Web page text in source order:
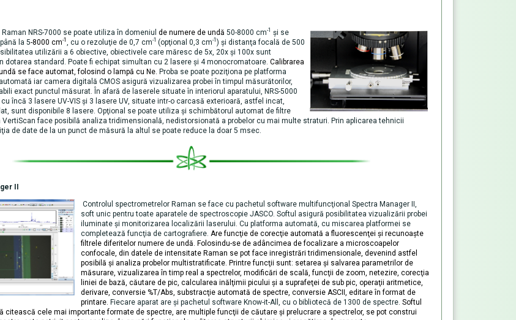
NRS-7000 se poate utiliza în domeniul de numere de undă 50-8000 cm-1 şi se
la 5-8000 cm-1 , cu o rezoluţie de 0,7 cm-1 (opţional 0,3 cm-1 ) şi distanţa focală de 500
utilizării a 6 obiective, obiectivele care măresc de 5x, 20x şi 100x sunt
dotarea standard. Poate fi echipat simultan cu 2 lasere şi 4 monocromatoare. Calibrarea
se face automat, folosind o lampă cu Ne. Proba se poate poziţiona pe platforma
iar camera digitală CMOS asigură vizualizarea probei în timpul măsurătorilor,
exact punctul măsurat. În afară de laserele situate în interiorul aparatului, NRS-5000
încă 3 lasere UV-VIS şi 3 lasere UV, situate intr-o carcasă exterioară, astfel incat,
sunt disponibile 8 lasere. Opţional se poate utiliza şi schimbătorul automat de filtre
VertiScan face posibilă analiza tridimensională, nedistorsionată a probelor cu mai multe straturi. Prin aplicarea tehnicii
de date de la un punct de măsură la altul se poate reduce la doar 5 msec.
II
Controlul spectrometrelor Raman se face cu pachetul software multifuncţional Spectra Manager II,
soft unic pentru toate aparatele de spectroscopie JASCO. Softul asigură posibilitatea vizualizării probei
iluminate şi monitorizarea localizării laserului. Cu platforma automată, cu miscarea platformei se
completează funcţia de cartografiere. Are funcţie de corecţie automată a fluorescenţei şi recunoaşte
filtrele diferitelor numere de undă. Folosindu-se de adâncimea de focalizare a microscoapelor
confocale, din datele de intensitate Raman se pot face inregistrări tridimensionale, devenind astfel
posibilă şi analiza probelor multistratificate. Printre funcţii sunt: setarea şi salvarea parametrilor de
măsurare, vizualizarea în timp real a spectrelor, modificări de scală, funcţii de zoom, netezire, corecţia
liniei de bază, căutare de pic, calcularea inălţimii picului şi a suprafeţei de sub pic, operaţii aritmetice,
derivare, conversie %T/Abs, substracţie automată de spectre, conversie ASCII, editare în format de
printare. Fiecare aparat are şi pachetul software Know-it-All, cu o bibliotecă de 1300 de spectre. Softul
citească cele mai importante formate de spectre, are multiple funcţii de căutare şi prelucrare a spectrelor, se pot construi